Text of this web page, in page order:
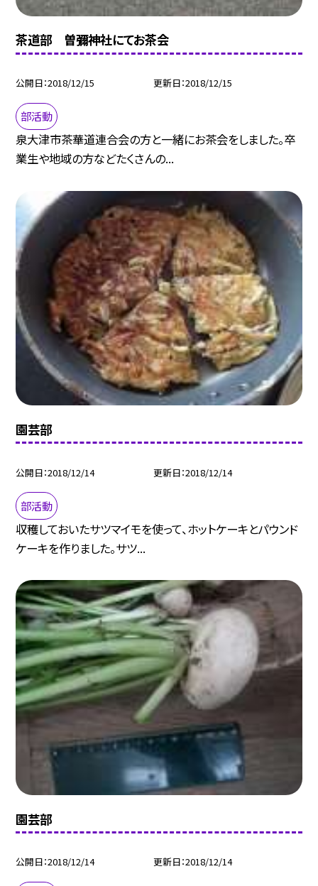
茶道部 曽彌神社にてお茶会
公開日 2018/12/15 更新日 2018/12/15
部活動
泉大津市茶華道連合会の方と一緒にお茶会をしました。卒
業生や地域の方などたくさんの...
園芸部
公開日 2018/12/14 更新日 2018/12/14
部活動
収穫しておいたサツマイモを使って、ホットケーキとパウンド
ケーキを作りました。サツ...
園芸部
公開日 2018/12/14 更新日 2018/12/14